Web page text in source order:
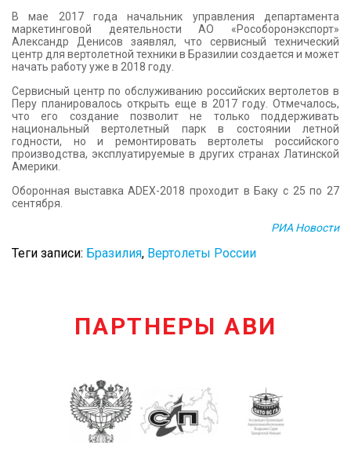
В мае 2017 года начальник управления департамента
маркетинговой деятельности АО «Рособоронэкспорт»
Александр Денисов заявлял, что сервисный технический
центр для вертолетной техники в Бразилии создается и может
начать работу уже в 2018 году.
Сервисный центр по обслуживанию российских вертолетов в
Перу планировалось открыть еще в 2017 году. Отмечалось,
что его создание позволит не только поддерживать
национальный вертолетный парк в состоянии летной
годности, но и ремонтировать вертолеты российского
производства, эксплуатируемые в других странах Латинской
Америки.
Оборонная выставка ADEX-2018 проходит в Баку с 25 по 27
сентября.
РИА Новости
Теги записи: Бразилия, Вертолеты России
ПАРТНЕРЫ АВИ